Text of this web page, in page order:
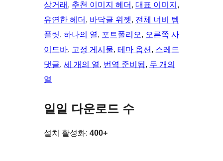
상거래 , 추천 이미지 헤더 , 대표 이미지
유연한 헤더 , 바닥글 위젯, 전체 너비 템
플릿, 하나의 열, 포트폴리오, 오른쪽 사
이드바, 고정 게시물, 테마 옵션 , 스레드
댓글, 세 개의 열, 번역 준비됨, 두 개의
열
일일 다운로드 수
설치 활성화: 400+